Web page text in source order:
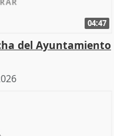
04:47
del Ayuntamiento